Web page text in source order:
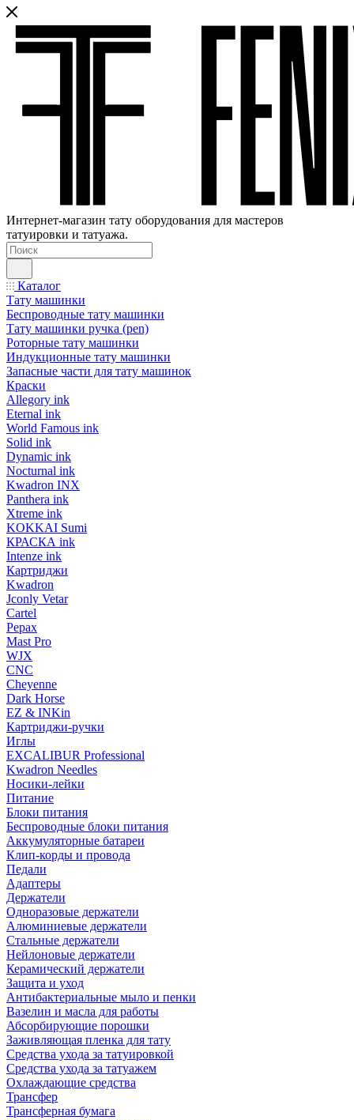
Интернет-магазин тату оборудования для мастеров
татуировки и татуажа.
Каталог
Тату машинки
Беспроводные тату машинки
Тату машинки ручка (pen)
Роторные тату машинки
Индукционные тату машинки
Запасные части для тату машинок
Краски
Allegory ink
Eternal ink
World Famous ink
Solid ink
Dynamic ink
Nocturnal ink
Kwadron INX
Panthera ink
Xtreme ink
KOKKAI Sumi
КРАСКА ink
Intenze ink
Картриджи
Kwadron
Jconly Vetar
Cartel
Pepax
Mast Pro
WJX
CNC
Cheyenne
Dark Horse
EZ & INKin
Картриджи-ручки
Иглы
EXCALIBUR Professional
Kwadron Needles
Носики-лейки
Питание
Блоки питания
Беспроводные блоки питания
Аккумуляторные батареи
Клип-корды и провода
Педали
Адаптеры
Держатели
Одноразовые держатели
Алюминиевые держатели
Стальные держатели
Нейлоновые держатели
Керамический держатели
Защита и уход
Антибактериальные мыло и пенки
Вазелин и масла для работы
Абсорбирующие порошки
Заживляющая пленка для тату
Средства ухода за татуировкой
Средства ухода за татуажем
Охлаждающие средства
Трансфер
Трансферная бумага